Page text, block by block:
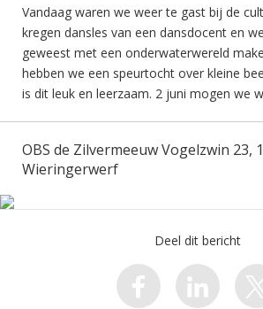
Vandaag waren we weer te gast bij de
kregen dansles van een dansdocent en
geweest met een onderwaterwereld
hebben we een speurtocht over kleine
is dit leuk en leerzaam. 2 juni mogen we
OBS de Zilvermeeuw Vogelzwin 23,
Wieringerwerf
Deel dit bericht